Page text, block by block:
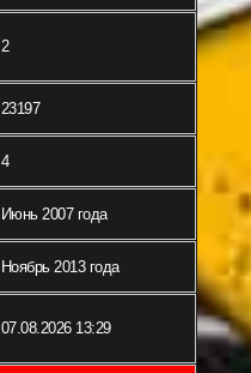
2
23197
4
Июнь 2007 года
Ноябрь 2013 года
07.08.2026 13:29